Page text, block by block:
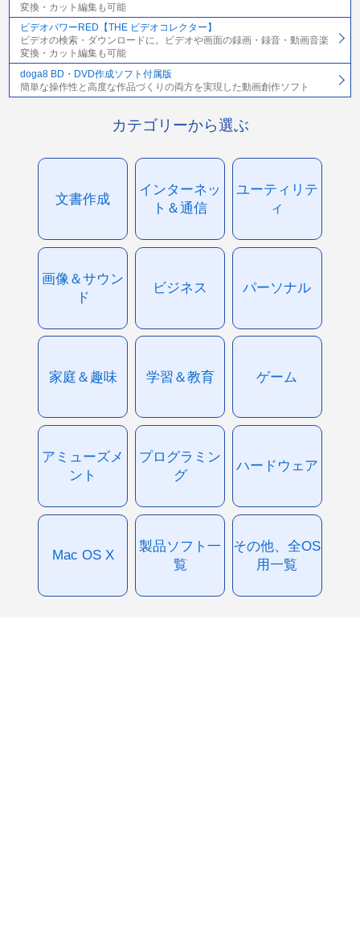
変換・カット編集も可能
ビデオパワーRED【THE ビデオコレクター】
ビデオの検索・ダウンロードに。ビデオや画面の録画・録音・動画音楽
変換・カット編集も可能
doga8 BD・DVD作成ソフト付属版
簡単な操作性と高度な作品づくりの両方を実現した動画創作ソフト
カテゴリーから選ぶ
文書作成
インターネッ
ト＆通信
ユーティリテ
ィ
画像＆サウン
ド
ビジネス パーソナル
家庭＆趣味 学習＆教育 ゲーム
アミューズメ
ント
プログラミン
グ
ハードウェア
Mac OS X
製品ソフト一
覧
その他、全OS
用一覧